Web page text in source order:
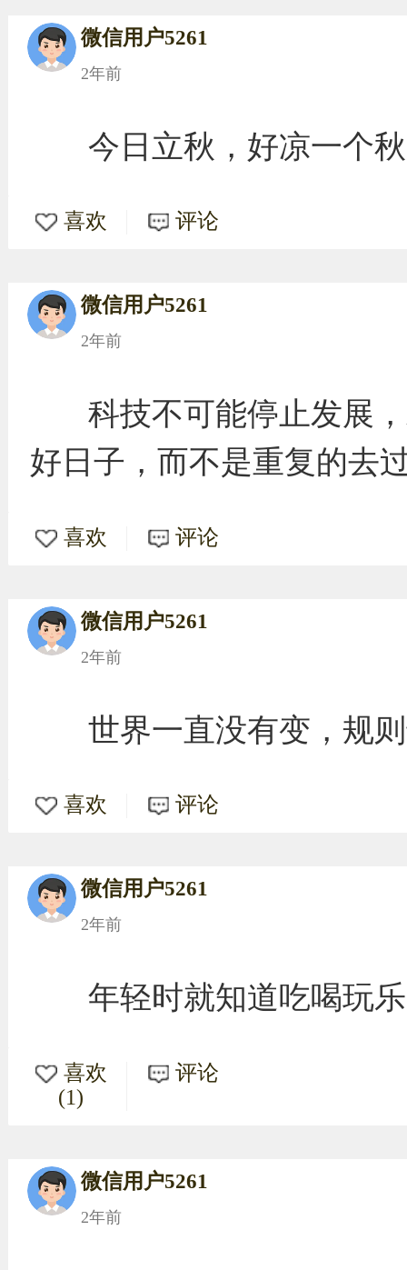
微信用户5261
2年前
今日立秋，好凉一个
喜欢 评论
微信用户5261
2年前
科技不可能停止发展
好日子，而不是重复的去
喜欢 评论
微信用户5261
2年前
世界一直没有变，规
喜欢 评论
微信用户5261
2年前
年轻时就知道吃喝玩
喜欢
(1)
评论
微信用户5261
2年前